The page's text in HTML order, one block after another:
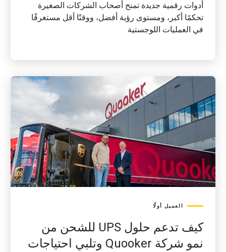
أدوات رقمية جديدة تمنح أصحاب الشركات الصغيرة
تحكمًا أكبر، ومستوى رؤية أفضل، ووقتًا أقل مستغرقًا
في العمليات اللوجستية
العميل أولًا
كيف تدعم حلول UPS للشحن من
نمو شركة Quooker وتلبي احتياجات